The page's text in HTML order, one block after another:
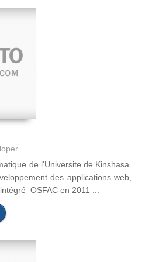
de l'Universite de Kinshasa.
des applications web,
OSFAC en 2011 ...